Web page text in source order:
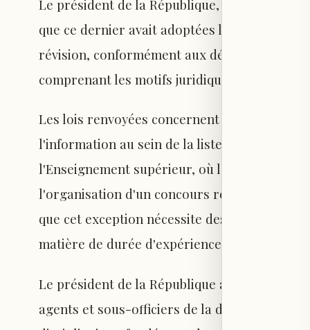
Le président de la République, le général
que ce dernier avait adoptées lors de sa
révision, conformément aux décrets numéros
comprenant les motifs juridiques et
Les lois renvoyées concernent notamment
l'information au sein de la liste des
l'Enseignement supérieur, où le président
l'organisation d'un concours restreint pour
que cet exception nécessite des conditions
matière de durée d'expérience requise pour
Le président de la République a également
agents et sous-officiers de la douane qui ont